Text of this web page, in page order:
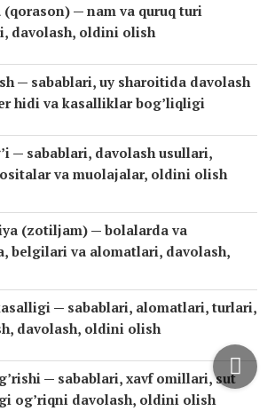
(qorason) — nam va quruq turi
davolash, oldini olish
— sabablari, uy sharoitida davolash
hidi va kasalliklar bog’liqligi
— sabablari, davolash usullari,
va muolajalar, oldini olish
(zotiljam) — bolalarda va
belgilari va alomatlari, davolash,
— sabablari, alomatlari, turlari,
davolash, oldini olish
— sabablari, xavf omillari, sut
og’riqni davolash, oldini olish